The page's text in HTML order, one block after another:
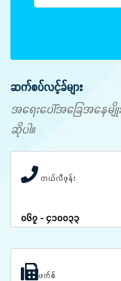
ဆက်စပ်လင့်ခ်များ
အရေးပေါ်အခြေအနေမ
ဆိုပါ။
တယ်လီဖုန်း
၀၆၇ - ၄၁၀၀၃၃
ဖက်စ်